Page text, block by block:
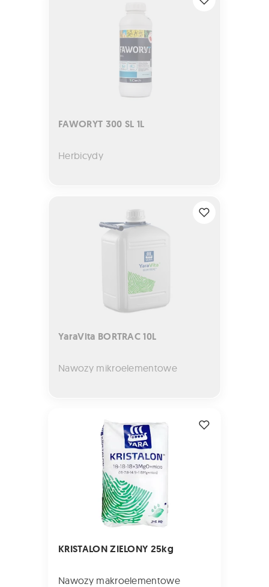
FAWORYT 300 SL 1L
Herbicydy
YaraVita BORTRAC 10L
Nawozy mikroelementowe
KRISTALON ZIELONY 25kg
Nawozy makroelementowe